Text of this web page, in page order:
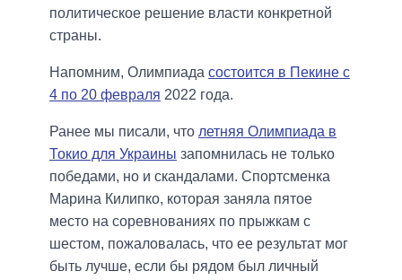
политическое решение власти конкретной
страны.
Напомним, Олимпиада состоится в Пекине с
4 по 20 февраля 2022 года.
Ранее мы писали, что летняя Олимпиада в
Токио для Украины запомнилась не только
победами, но и скандалами. Спортсменка
Марина Килипко, которая заняла пятое
место на соревнованиях по прыжкам с
шестом, пожаловалась, что ее результат мог
быть лучше, если бы рядом был личный